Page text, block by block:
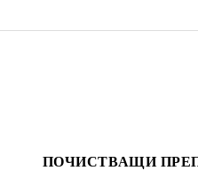
ПОЧИСТВАЩИ